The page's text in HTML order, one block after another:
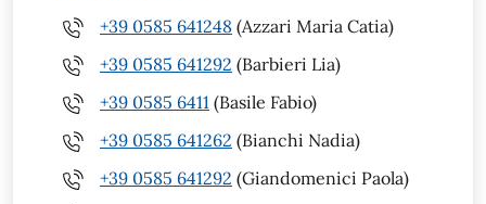
+39 0585 641248 (Azzari Maria Catia)
+39 0585 641292 (Barbieri Lia)
+39 0585 6411 (Basile Fabio)
+39 0585 641262 (Bianchi Nadia)
+39 0585 641292 (Giandomenici Paola)